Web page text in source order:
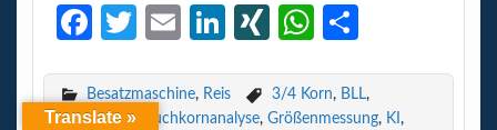
Fa
b
T
itt
E
ail
Li
ke
XI
G
W
at e
Besatzmaschine, Reis 3/4 Korn, BLL,
Bruchkorn, Bruchkornanalyse, Größenmessung, KI ,
Translate »